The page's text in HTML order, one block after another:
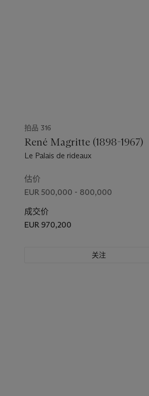
拍品 316
René Magritte (1898-1967)
Le Palais de rideaux
估价
EUR 500,000 - 800,000
成交价
EUR 970,200
关注